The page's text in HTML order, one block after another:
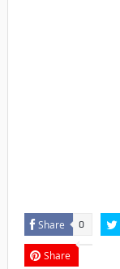
Share 0
Share